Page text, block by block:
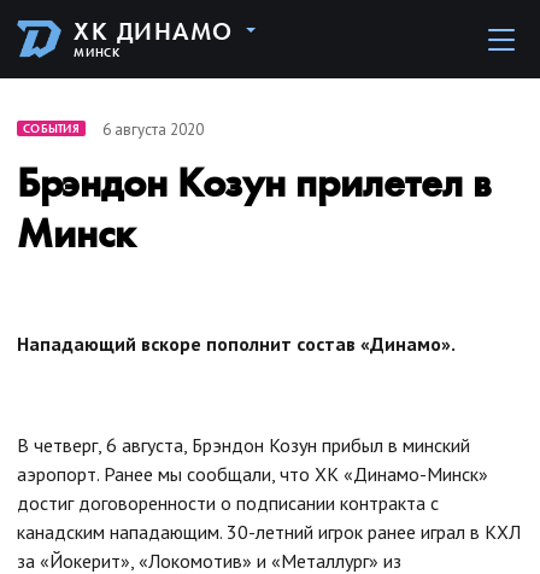
ХК ДИНАМО
МИНСК
СОБЫТИЯ 6 августа 2020
Брэндон Козун прилетел в
Минск
Нападающий вскоре пополнит состав «Динамо».
В четверг, 6 августа, Брэндон Козун прибыл в минский
аэропорт. Ранее мы сообщали, что ХК «Динамо-Минск»
достиг договоренности о подписании контракта с
канадским нападающим. 30-летний игрок ранее играл в КХЛ
за «Йокерит», «Локомотив» и «Металлург» из